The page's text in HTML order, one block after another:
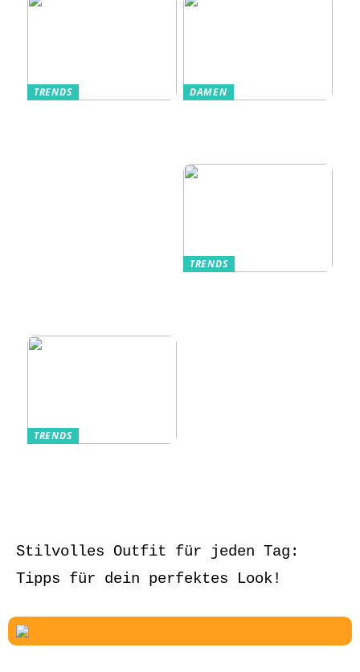
TRENDS DAMEN
TRENDS
TRENDS
Stilvolles Outfit für jeden Tag:
Tipps für dein perfektes Look!